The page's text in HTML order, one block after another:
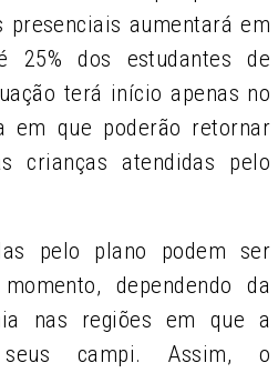
aumentará em
25% dos estudantes de
terá início apenas no
em que poderão retornar
crianças atendidas pelo
pelo plano podem ser
dependendo da
nas regiões em que a
seus campi. Assim, o